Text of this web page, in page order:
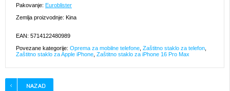
Pakovanje: Euroblister
Zemlja proizvodnje: Kina
EAN: 5714122480989
Povezane kategorije: Oprema za mobilne telefone Zaštitno staklo za telefon
Zaštitno staklo za Apple iPhone Zaštitno staklo za iPhone 16 Pro Max